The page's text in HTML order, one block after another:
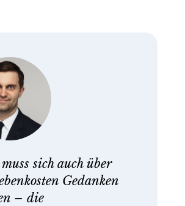
sich auch über
Gedanken
– die